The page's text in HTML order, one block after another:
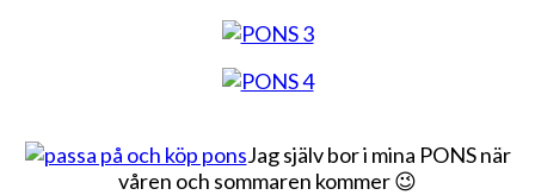
Jag själv bor i mina PONS när
våren och sommaren kommer 😉